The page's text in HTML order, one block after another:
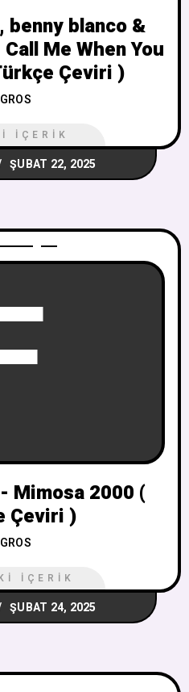
benny blanco &
Me When You
Çeviri )
İÇERIK
ŞUBAT 22, 2025
Mimosa 2000 (
Çeviri )
İÇERIK
ŞUBAT 24, 2025